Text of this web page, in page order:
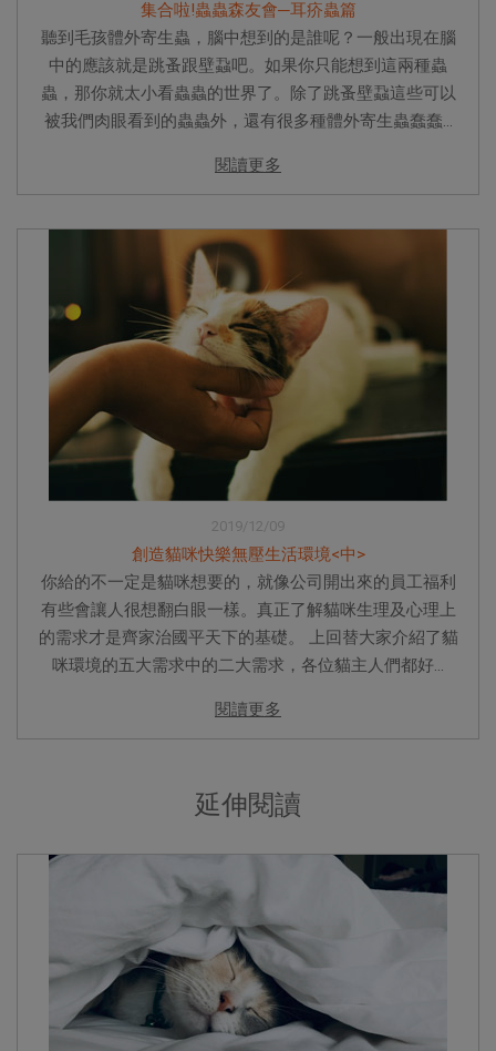
集合啦!蟲蟲森友會─耳疥蟲篇
聽到毛孩體外寄生蟲，腦中想到的是誰呢？一般出現在腦
中的應該就是跳蚤跟壁蝨吧。如果你只能想到這兩種蟲
蟲，那你就太小看蟲蟲的世界了。除了跳蚤壁蝨這些可以
被我們肉眼看到的蟲蟲外，還有很多種體外寄生蟲蠢蠢...
閱讀更多
2019/12/09
創造貓咪快樂無壓生活環境<中>
你給的不一定是貓咪想要的，就像公司開出來的員工福利
有些會讓人很想翻白眼一樣。真正了解貓咪生理及心理上
的需求才是齊家治國平天下的基礎。 上回替大家介紹了貓
咪環境的五大需求中的二大需求，各位貓主人們都好...
閱讀更多
延伸閱讀